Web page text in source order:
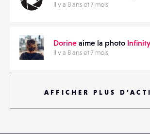
Il y a 8 ans et 7 mois
Dorine aime la photo Infinity
Il y a 8 ans et 7 mois
AFFICHER PLUS